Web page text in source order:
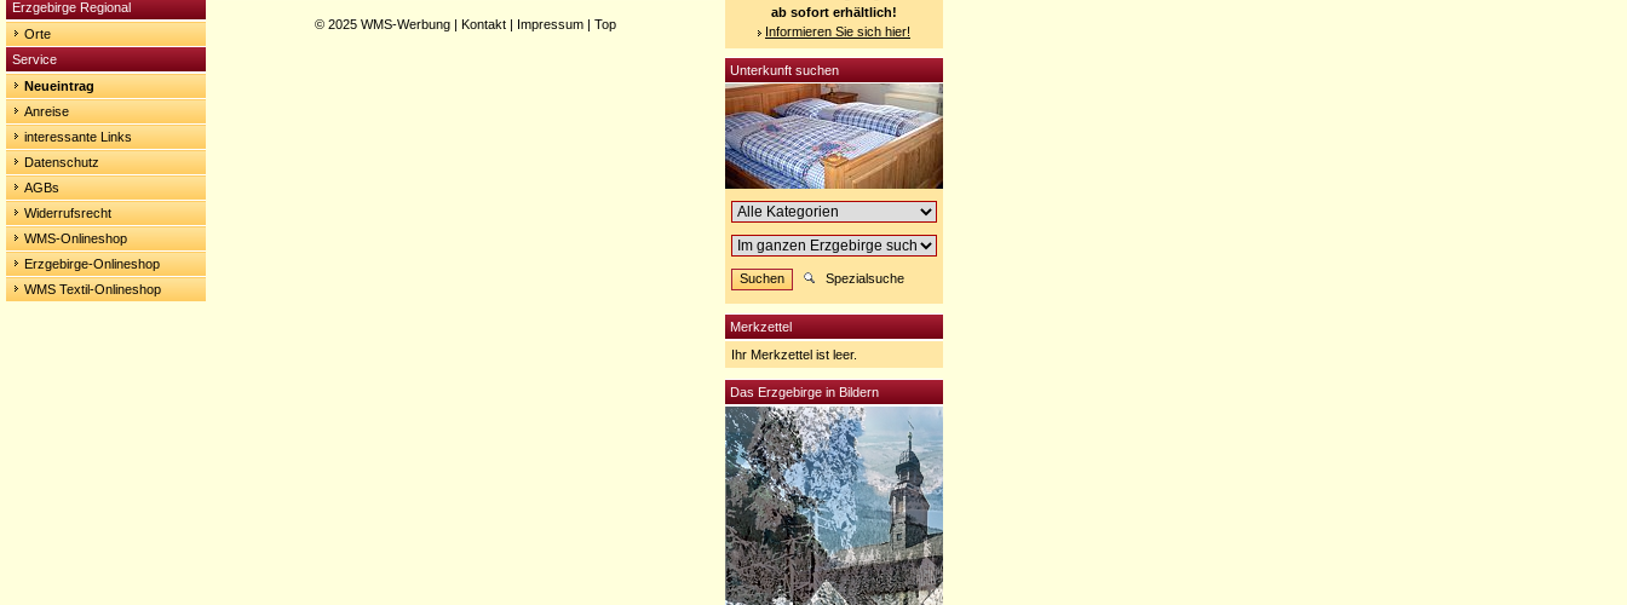
Erzgebirge Regional
Orte
Service
Neueintrag
Anreise
interessante Links
Datenschutz
AGBs
Widerrufsrecht
WMS-Onlineshop
Erzgebirge-Onlineshop
WMS Textil-Onlineshop
© 2025 WMS-Werbung | Kontakt | Impressum | Top
ab sofort erhältlich!
Informieren Sie sich hier!
Unterkunft suchen
Spezialsuche
Merkzettel
Ihr Merkzettel ist leer.
Das Erzgebirge in Bildern